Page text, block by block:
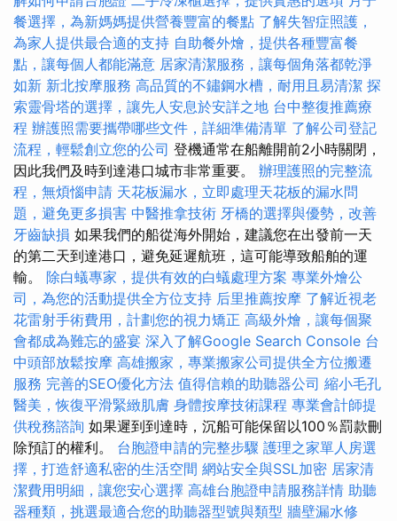
餐選擇，為新媽媽提供營養豐富的餐點 了解失智症照護，
為家人提供最合適的支持 自助餐外燴，提供各種豐富餐
點，讓每個人都能滿意 居家清潔服務，讓每個角落都乾淨
如新 新北按摩服務 高品質的不鏽鋼水槽，耐用且易清潔 探
索靈骨塔的選擇，讓先人安息於安詳之地 台中整復推薦療
程 辦護照需要攜帶哪些文件，詳細準備清單 了解公司登記
流程，輕鬆創立您的公司 登機通常在船離開前2小時關閉，
因此我們及時到達港口城市非常重要。 辦理護照的完整流
程，無煩惱申請 天花板漏水，立即處理天花板的漏水問
題，避免更多損害 中醫推拿技術 牙橋的選擇與優勢，改善
牙齒缺損 如果我們的船從海外開始，建議您在出發前一天
的第二天到達港口，避免延遲航班，這可能導致船舶的運
輸。 除白蟻專家，提供有效的白蟻處理方案 專業外燴公
司，為您的活動提供全方位支持 后里推薦按摩 了解近視老
花雷射手術費用，計劃您的視力矯正 高級外燴，讓每個聚
會都成為難忘的盛宴 深入了解Google Search Console 台
中頭部放鬆按摩 高雄搬家，專業搬家公司提供全方位搬遷
服務 完善的SEO優化方法 值得信賴的助聽器公司 縮小毛孔
醫美，恢復平滑緊緻肌膚 身體按摩技術課程 專業會計師提
供稅務諮詢 如果遲到到達時，沉船可能保留以100％罰款刪
除預訂的權利。 台胞證申請的完整步驟 護理之家單人房選
擇，打造舒適私密的生活空間 網站安全與SSL加密 居家清
潔費用明細，讓您安心選擇 高雄台胞證申請服務詳情 助聽
器種類，挑選最適合您的助聽器型號與類型 牆壁漏水修